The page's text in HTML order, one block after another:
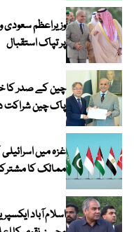
وزیراعظم
پر تپاک استقبال
چین کے صدر کا
پاک چین شراکت
ممالک کا
اسلام آباد